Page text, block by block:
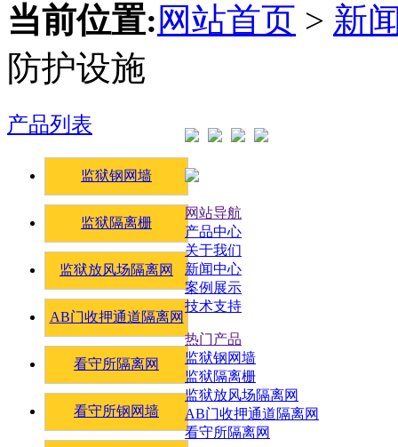
当前位置: 网站首页 > 新
防护设施
产品列表
监狱钢网墙
监狱隔离栅
监狱放风场隔离网
AB门收押通道隔离网
看守所隔离网
看守所钢网墙
网站导航
产品中心
关于我们
新闻中心
案例展示
技术支持
热门产品
监狱钢网墙
监狱隔离栅
监狱放风场隔离网
AB门收押通道隔离网
看守所隔离网